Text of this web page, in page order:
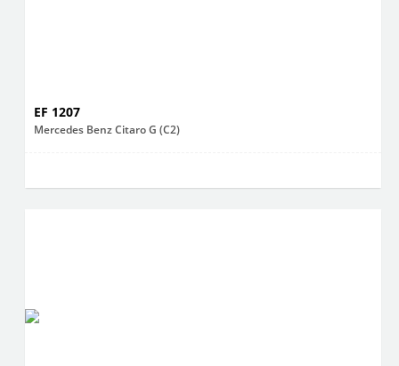
EF 1207
Mercedes Benz Citaro G (C2)